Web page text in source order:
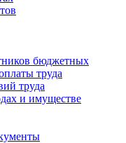
бюджетных
труда
труда
и имуществе